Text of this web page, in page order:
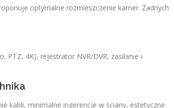
optymalne rozmieszczenie kamer. Żadnych
PTZ, 4K), rejestrator NVR/DVR, zasilanie i
kabli, minimalne ingerencje w ściany, estetyczne